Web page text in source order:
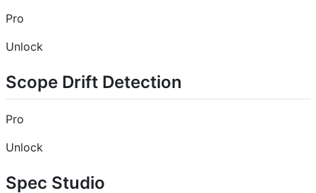
Pro
Unlock
Scope Drift Detection
Pro
Unlock
Spec Studio